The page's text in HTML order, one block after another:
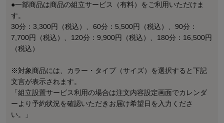
●一部商品は商品の組立サービス（有料）をご利用いただけま
す。
30分：3,300円（税込）、60分：5,500円（税込）、90分：
7,700円（税込）、120分：9,900円（税込）、180分：16,500円
（税込）
※対象商品には、カラー・タイプ（サイズ）を選択すると下記
文言が表示されます。
「組立設置サービス利用の場合は注文内容設定画面でカレンダ
ーより予約状況を確認いただきお届け希望日を入力くださ
い。」